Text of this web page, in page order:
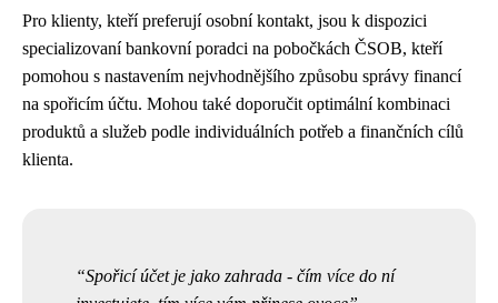
Pro klienty, kteří preferují osobní kontakt, jsou k dispozici
specializovaní bankovní poradci na pobočkách ČSOB, kteří
pomohou s nastavením nejvhodnějšího způsobu správy financí
na spořicím účtu. Mohou také doporučit optimální kombinaci
produktů a služeb podle individuálních potřeb a finančních cílů
klienta.
Spořicí účet je jako zahrada - čím více do ní